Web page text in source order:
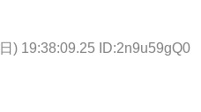
) 19:38:09.25 ID:2n9u59gQ0